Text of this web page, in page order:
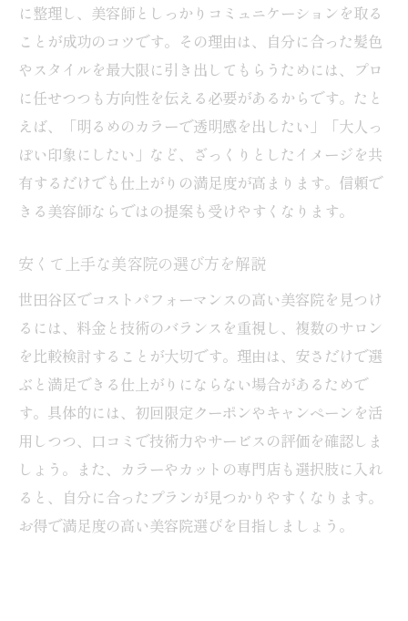
に整理し、美容師としっかりコミュニケーションを取る
ことが成功のコツです。その理由は、自分に合った髪色
やスタイルを最大限に引き出してもらうためには、プロ
に任せつつも方向性を伝える必要があるからです。たと
えば、「明るめのカラーで透明感を出したい」「大人っ
ぽい印象にしたい」など、ざっくりとしたイメージを共
有するだけでも仕上がりの満足度が高まります。信頼で
きる美容師ならではの提案も受けやすくなります。
安くて上手な美容院の選び方を解説
世田谷区でコストパフォーマンスの高い美容院を見つけ
るには、料金と技術のバランスを重視し、複数のサロン
を比較検討することが大切です。理由は、安さだけで選
ぶと満足できる仕上がりにならない場合があるためで
す。具体的には、初回限定クーポンやキャンペーンを活
用しつつ、口コミで技術力やサービスの評価を確認しま
しょう。また、カラーやカットの専門店も選択肢に入れ
ると、自分に合ったプランが見つかりやすくなります。
お得で満足度の高い美容院選びを目指しましょう。